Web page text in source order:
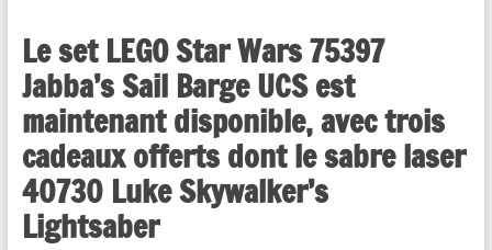
Le set LEGO Star Wars 75397
Jabba’s Sail Barge UCS est
maintenant disponible, avec trois
cadeaux offerts dont le sabre laser
40730 Luke Skywalker’s
Lightsaber